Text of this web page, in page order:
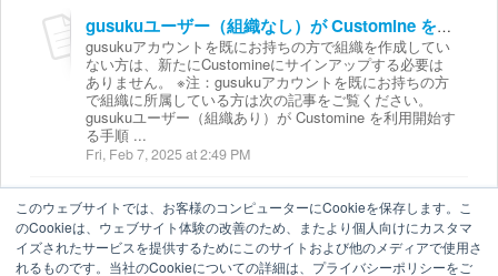
このウェブサイトでは、お客様のコンピューターにCookieを保存します。こ
のCookieは、ウェブサイト体験の改善のため、またより個人向けにカスタマ
イズされたサービスを提供するためにこのサイトおよび他のメディアで使用さ
れるものです。当社のCookieについての詳細は、プライバシーポリシーをご
gusukuユーザー（組織なし）が Customine を利用開始する手順
gusukuアカウントを既にお持ちの方で組織を作成してい
ない方は、新たにCustomineにサインアップする必要は
ありません。 ※注：gusukuアカウントを既にお持ちの方
で組織に所属している方は次の記事をご覧ください。
gusukuユーザー（組織あり）が Customine を利用開始す
る手順 ...
Fri, Feb 7, 2025 at 2:49 PM